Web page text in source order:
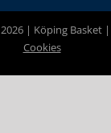
2026 | Köping Basket |
Cookies